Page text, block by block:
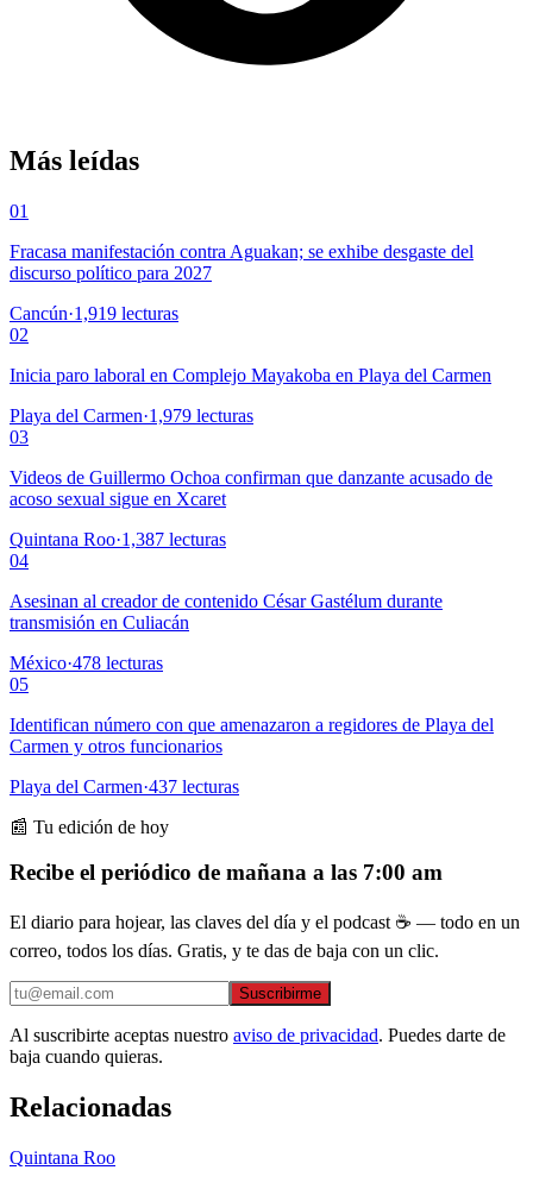
Más leídas
01
Fracasa manifestación contra Aguakan; se exhibe desgaste del
discurso político para 2027
Cancún·1,919 lecturas
02
Inicia paro laboral en Complejo Mayakoba en Playa del Carmen
Playa del Carmen·1,979 lecturas
03
Videos de Guillermo Ochoa confirman que danzante acusado de
acoso sexual sigue en Xcaret
Quintana Roo·1,387 lecturas
04
Asesinan al creador de contenido César Gastélum durante
transmisión en Culiacán
México·478 lecturas
05
Identifican número con que amenazaron a regidores de Playa del
Carmen y otros funcionarios
Playa del Carmen·437 lecturas
📰 Tu edición de hoy
Recibe el periódico de mañana a las 7:00 am
El diario para hojear, las claves del día y el podcast ☕ — todo en un
correo, todos los días. Gratis, y te das de baja con un clic.
Suscribirme
Al suscribirte aceptas nuestro aviso de privacidad. Puedes darte de
baja cuando quieras.
Relacionadas
Quintana Roo